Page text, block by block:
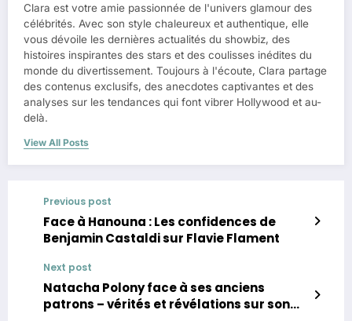
Clara est votre amie passionnée de l'univers glamour des
célébrités. Avec son style chaleureux et authentique, elle
vous dévoile les dernières actualités du showbiz, des
histoires inspirantes des stars et des coulisses inédites du
monde du divertissement. Toujours à l'écoute, Clara partage
des contenus exclusifs, des anecdotes captivantes et des
analyses sur les tendances qui font vibrer Hollywood et au-
delà.
View All Posts
Previous post
Face à Hanouna : Les confidences de
Benjamin Castaldi sur Flavie Flament
Next post
Natacha Polony face à ses anciens
patrons – vérités et révélations sur son